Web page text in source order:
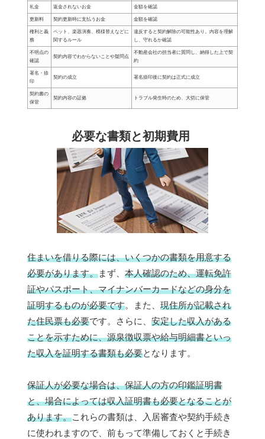
礼金 返金されないお金 金額を確認
更新料 契約更新時に支払うお金 金額を確認
権利と義
務
ペット、楽器演奏、模様替えなどに
関するルール
違反すると契約解除の可能性あり。内容を理解
し、守れるか確認
不明点の
確認
契約内容でわからないことや疑問点
不動産会社の担当者に質問し、納得した上で契
約
署名・捺
印
契約の成立 署名捺印後に契約は正式に成立
契約書の
保管
契約内容の証拠 トラブル発生時のため、大切に保管
必要な書類と初期費用
住まいを借りる際には、いくつかの書類を用意する
必要があります。まず、 本人確認のため、運転免許
証やパスポート、マイナンバーカードなどの身分を
証明するものが必要です。また、 現住所が記載され
た住民票も必要です。さらに、 安定した収入がある
ことを示すために、源泉徴収票や給与明細書といっ
た収入を証明する書類も必要となります。
保証人が必要な場合は、保証人の方の印鑑証明書
と、場合によっては収入証明書も必要となることが
あります。これらの書類は、入居審査や契約手続き
に使われますので、前もって準備しておくと手続き